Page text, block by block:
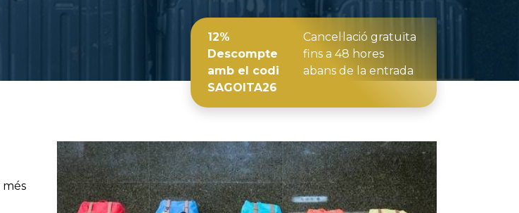
12%
Descompte
amb el codi
SAGOITA26
Cancel·lació gratuïta
fins a 48 hores
abans de la entrada